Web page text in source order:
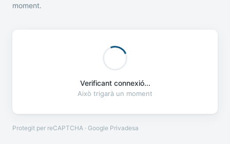
moment.
Verificant connexió...
Això trigarà un moment
Protegit per reCAPTCHA · Google Privadesa